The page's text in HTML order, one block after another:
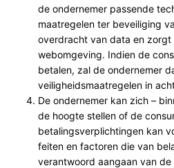
de ondernemer passende
maatregelen ter beveiliging
overdracht van data en zorgt
webomgeving. Indien de
betalen, zal de ondernemer
veiligheidsmaatregelen in
De ondernemer kan zich –
de hoogte stellen of de
betalingsverplichtingen kan
feiten en factoren die van
verantwoord aangaan van